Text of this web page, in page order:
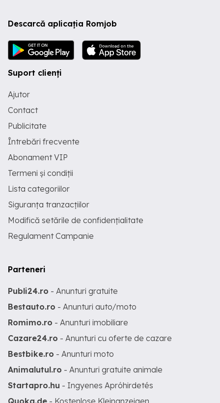
Descarcă aplicația Romjob
Suport clienți
Ajutor
Contact
Publicitate
Întrebări frecvente
Abonament VIP
Termeni și condiții
Lista categoriilor
Siguranța tranzacțiilor
Modifică setările de confidențialitate
Regulament Campanie
Parteneri
Publi24.ro - Anunturi gratuite
Bestauto.ro - Anunturi auto/moto
Romimo.ro - Anunturi imobiliare
Cazare24.ro - Anunturi cu oferte de cazare
Bestbike.ro - Anunturi moto
Animalutul.ro - Anunturi gratuite animale
Startapro.hu - Ingyenes Apróhirdetés